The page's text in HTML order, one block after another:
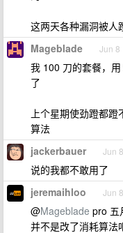
这两天各种漏洞被人
Mageblade Jun 8
我 100 刀的套餐，
了
上个星期使劲蹬都
算法
jackerbauer Jun 8
说的我都不敢用了
jeremaihloo Jun 8
@Mageblade pro 五
并不是改了消耗算法